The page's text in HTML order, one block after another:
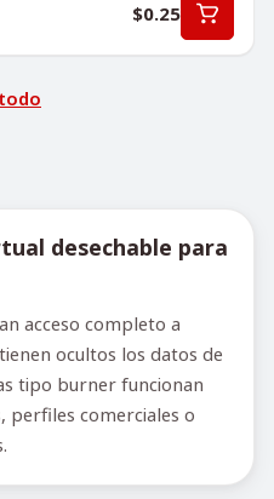
$0.25
desechable para
acceso completo a
ocultos los datos de
tipo burner funcionan
perfiles comerciales o